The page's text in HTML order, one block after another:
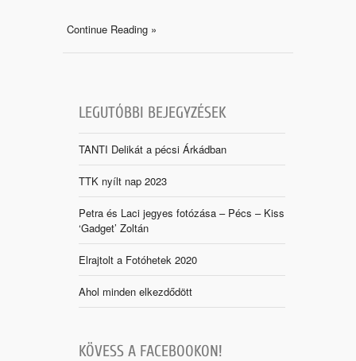
Continue Reading »
LEGUTÓBBI BEJEGYZÉSEK
TANTI Delikát a pécsi Árkádban
TTK nyílt nap 2023
Petra és Laci jegyes fotózása – Pécs – Kiss
‘Gadget’ Zoltán
Elrajtolt a Fotóhetek 2020
Ahol minden elkezdődött
KÖVESS A FACEBOOKON!